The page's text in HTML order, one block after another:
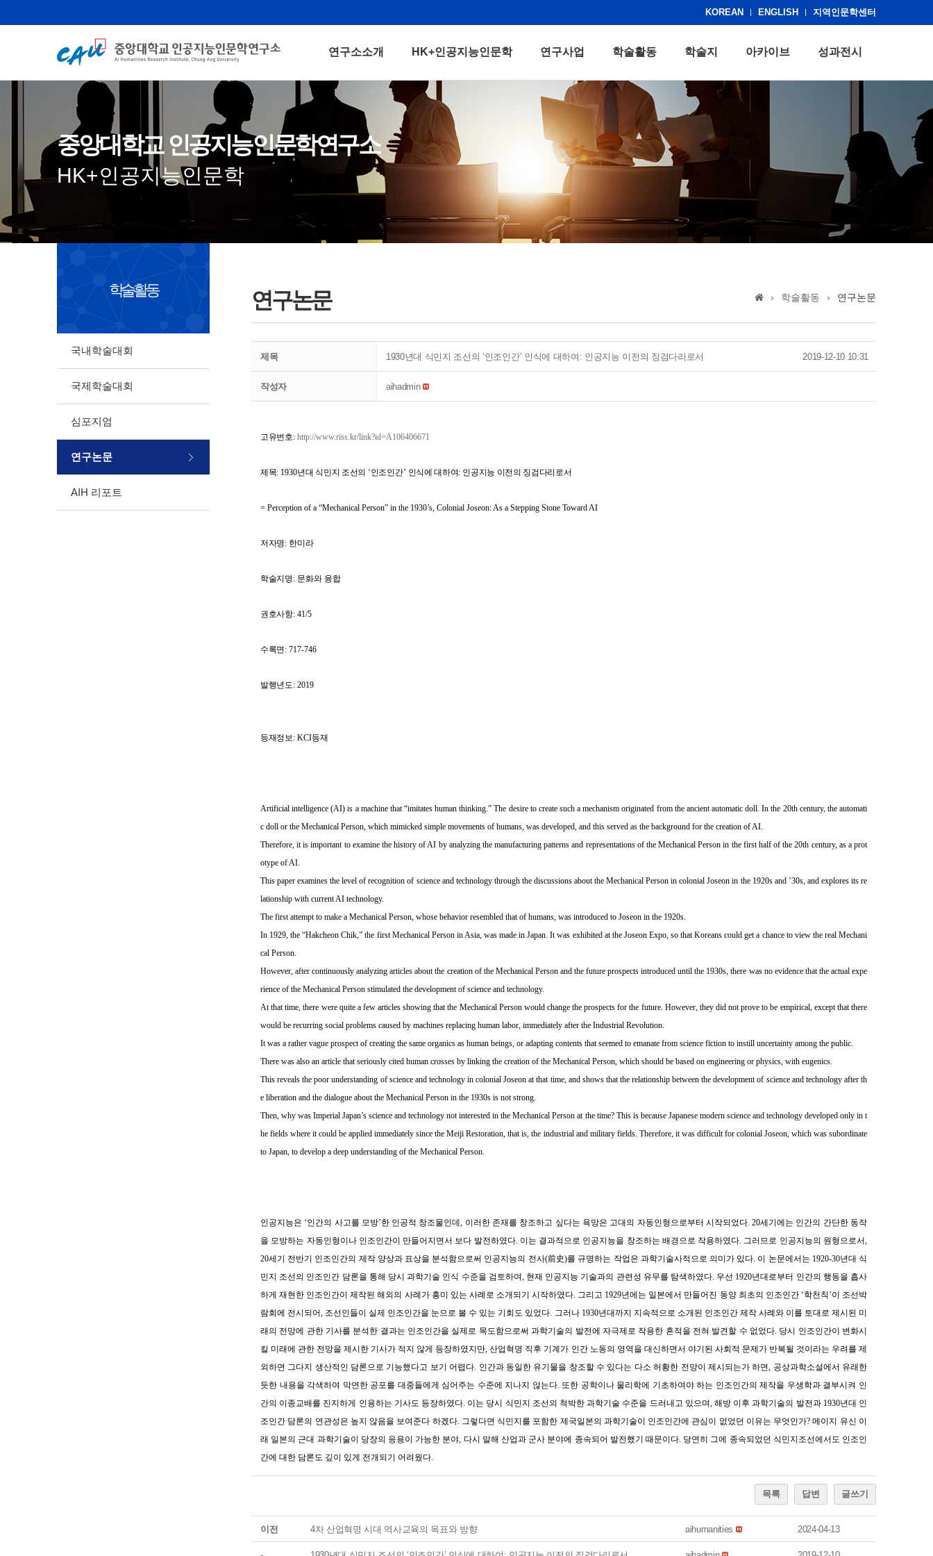
KOREAN ENGLISH 지역인문학센터
연구소소개 HK+인공지능인문학 연구사업 학술활동 학술지 아카이브 성과전시
중앙대학교 인공지능인문학연구소
HK+인공지능인문학
학술활동
국내학술대회
국제학술대회
심포지엄
연구논문
AIH 리포트
› 학술활동 › 연구논문
연구논문
제목 1930년대 식민지 조선의 ‘인조인간’ 인식에 대하여: 인공지능 이전의 징검다리로서 2019-12-10 10:31
작성자 aihadmin
고유번호: http://www.riss.kr/link?id=A106406671
제목: 1930년대 식민지 조선의 ‘인조인간’ 인식에 대하여: 인공지능 이전의 징검다리로서
= Perception of a “Mechanical Person” in the 1930’s, Colonial Joseon: As a Stepping Stone Toward AI
저자명: 한미라
학술지명: 문화와 융합
권호사항: 41/5
수록면 : 717-746
발행년도: 2019
등재정보: KCI등재
Artificial intelligence (AI) is a machine that “imitates human thinking.” The desire to create such a mechanism originated from the ancient automatic doll. In the 20th century, the automati
c doll or the Mechanical Person, which mimicked simple movements of humans, was developed, and this served as the background for the creation of AI.
Therefore, it is important to examine the history of AI by analyzing the manufacturing patterns and representations of the Mechanical Person in the first half of the 20th century, as a prot
otype of AI.
This paper examines the level of recognition of science and technology through the discussions about the Mechanical Person in colonial Joseon in the 1920s and ’30s, and explores its re
lationship with current AI technology.
The first attempt to make a Mechanical Person, whose behavior resembled that of humans, was introduced to Joseon in the 1920s.
In 1929, the “Hakcheon Chik,” the first Mechanical Person in Asia, was made in Japan. It was exhibited at the Joseon Expo, so that Koreans could get a chance to view the real Mechani
cal Person.
However, after continuously analyzing articles about the creation of the Mechanical Person and the future prospects introduced until the 1930s, there was no evidence that the actual expe
rience of the Mechanical Person stimulated the development of science and technology.
At that time, there were quite a few articles showing that the Mechanical Person would change the prospects for the future. However, they did not prove to be empirical, except that there
would be recurring social problems caused by machines replacing human labor, immediately after the Industrial Revolution.
It was a rather vague prospect of creating the same organics as human beings, or adapting contents that seemed to emanate from science fiction to instill uncertainty among the public.
There was also an article that seriously cited human crosses by linking the creation of the Mechanical Person, which should be based on engineering or physics, with eugenics.
This reveals the poor understanding of science and technology in colonial Joseon at that time, and shows that the relationship between the development of science and technology after th
e liberation and the dialogue about the Mechanical Person in the 1930s is not strong.
Then, why was Imperial Japan’s science and technology not interested in the Mechanical Person at the time? This is because Japanese modern science and technology developed only in t
he fields where it could be applied immediately since the Meiji Restoration, that is, the industrial and military fields. Therefore, it was difficult for colonial Joseon, which was subordinate
to Japan, to develop a deep understanding of the Mechanical Person.
인공지능은 ‘인간의 사고를 모방’한 인공적 창조물인데, 이러한 존재를 창조하고 싶다는 욕망은 고대의 자동인형으로부터 시작되었다. 20세기에는 인간의 간단한 동작
을 모방하는 자동인형이나 인조인간이 만들어지면서 보다 발전하였다. 이는 결과적으로 인공지능을 창조하는 배경으로 작용하였다. 그러므로 인공지능의 원형으로서,
20세기 전반기 인조인간의 제작 양상과 표상을 분석함으로써 인공지능의 전사(前史)를 규명하는 작업은 과학기술사적으로 의미가 있다. 이 논문에서는 1920-30년대 식
민지 조선의 인조인간 담론을 통해 당시 과학기술 인식 수준을 검토하여, 현재 인공지능 기술과의 관련성 유무를 탐색하였다. 우선 1920년대로부터 인간의 행동을 흡사
하게 재현한 인조인간이 제작된 해외의 사례가 흥미 있는 사례로 소개되기 시작하였다. 그리고 1929년에는 일본에서 만들어진 동양 최초의 인조인간 ‘학천칙’이 조선박
람회에 전시되어, 조선인들이 실제 인조인간을 눈으로 볼 수 있는 기회도 있었다. 그러나 1930년대까지 지속적으로 소개된 인조인간 제작 사례와 이를 토대로 제시된 미
래의 전망에 관한 기사를 분석한 결과는 인조인간을 실제로 목도함으로써 과학기술의 발전에 자극제로 작용한 흔적을 전혀 발견할 수 없었다. 당시 인조인간이 변화시
킬 미래에 관한 전망을 제시한 기사가 적지 않게 등장하였지만, 산업혁명 직후 기계가 인간 노동의 영역을 대신하면서 야기된 사회적 문제가 반복될 것이라는 우려를 제
외하면 그다지 생산적인 담론으로 기능했다고 보기 어렵다. 인간과 동일한 유기물을 창조할 수 있다는 다소 허황한 전망이 제시되는가 하면, 공상과학소설에서 유래한
듯한 내용을 각색하여 막연한 공포를 대중들에게 심어주는 수준에 지나지 않는다. 또한 공학이나 물리학에 기초하여야 하는 인조인간의 제작을 우생학과 결부시켜 인
간의 이종교배를 진지하게 인용하는 기사도 등장하였다. 이는 당시 식민지 조선의 척박한 과학기술 수준을 드러내고 있으며, 해방 이후 과학기술의 발전과 1930년대 인
조인간 담론의 연관성은 높지 않음을 보여준다 하겠다. 그렇다면 식민지를 포함한 제국일본의 과학기술이 인조인간에 관심이 없었던 이유는 무엇인가? 메이지 유신 이
래 일본의 근대 과학기술이 당장의 응용이 가능한 분야, 다시 말해 산업과 군사 분야에 종속되어 발전했기 때문이다. 당연히 그에 종속되었던 식민지조선에서도 인조인
간에 대한 담론도 깊이 있게 전개되기 어려웠다.
목록 답변 글쓰기
이전 4차 산업혁명 시대 역사교육의 목표와 방향 aihumanities 2024-04-13